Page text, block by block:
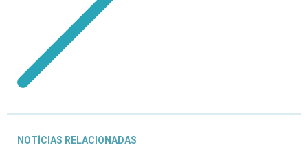
NOTÍCIAS RELACIONADAS